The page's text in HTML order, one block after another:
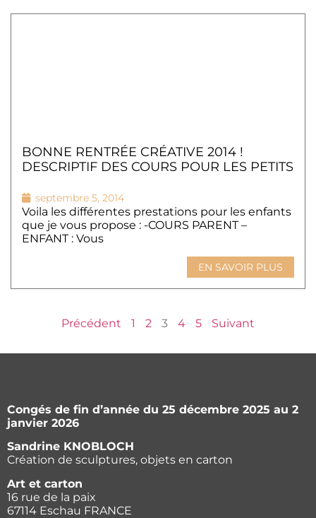
BONNE RENTRÉE CRÉATIVE 2014 !
DESCRIPTIF DES COURS POUR LES PETITS
septembre 5, 2014
Voila les différentes prestations pour les enfants
que je vous propose : -COURS PARENT –
ENFANT : Vous
EN SAVOIR PLUS
Précédent 1 2 3 4 5 Suivant
Congés de fin d’année du 25 décembre 2025 au 2
janvier 2026
Sandrine KNOBLOCH
Création de sculptures, objets en carton
Art et carton
16 rue de la paix
67114 Eschau FRANCE